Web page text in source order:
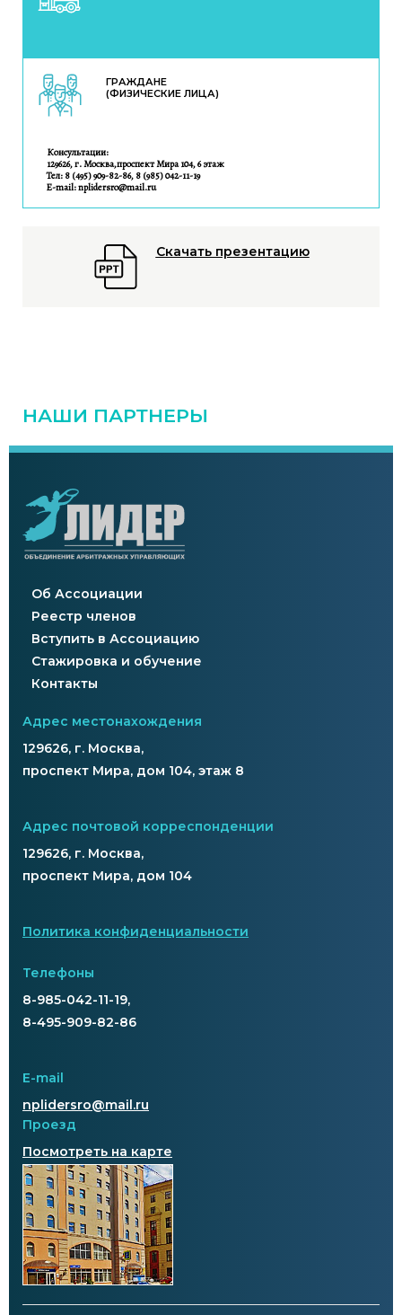
ГРАЖДАНЕ
(ФИЗИЧЕСКИЕ ЛИЦА)
Консультации:
129626, г. Москва,проспект Мира 104, 6 этаж
Тел: 8 (495) 909-82-86, 8 (985) 042-11-19
E-mail: nplidersro@mail.ru
Скачать презентацию
НАШИ ПАРТНЕРЫ
Об Ассоциации
Реестр членов
Вступить в Ассоциацию
Стажировка и обучение
Контакты
Адрес местонахождения
129626, г. Москва,
проспект Мира, дом 104, этаж 8
Адрес почтовой корреспонденции
129626, г. Москва,
проспект Мира, дом 104
Политика конфиденциальности
Телефоны
8-985-042-11-19,
8-495-909-82-86
E-mail
nplidersro@mail.ru
Проезд
Посмотреть на карте